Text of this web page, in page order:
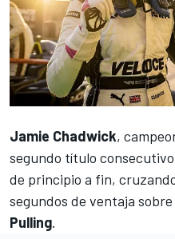
Jamie Chadwick,
segundo título
de principio a fin,
segundos de ventaja
Pulling.